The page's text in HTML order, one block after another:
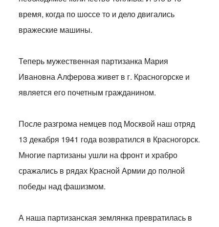
время, когда по шоссе то и дело двигались
вражеские машины.
Теперь мужественная партизанка Мария
Ивановна Алферова живет в г. Красногорске и
является его почетным гражданином.
После разгрома немцев под Москвой наш отряд
13 декабря 1941 года возвратился в Красногорск.
Многие партизаны ушли на фронт и храбро
сражались в рядах Красной Армии до полной
победы над фашизмом.
А наша партизанская землянка превратилась в